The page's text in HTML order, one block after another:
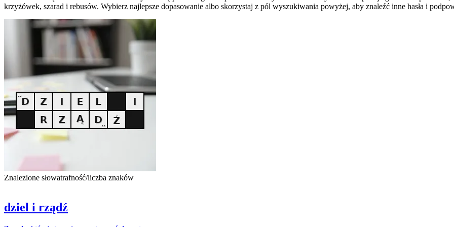
krzyżówek, szarad i rebusów. Wybierz najlepsze dopasowanie albo skorzystaj z pól wyszukiwania powyżej, aby znaleźć inne hasła i
Znalezione słowatrafność/liczba znaków
dziel i rządź